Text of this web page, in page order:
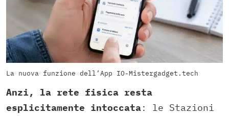
La nuova funzione dell’App IO-Mistergadget.tech
Anzi, la rete fisica resta
esplicitamente intoccata: le Stazioni